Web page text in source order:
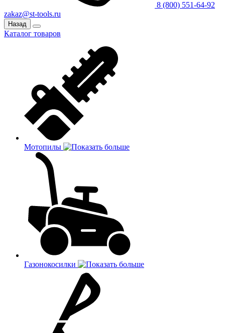
8 (800) 551-64-92
zakaz@st-tools.ru
Назад
Каталог товаров
Мотопилы
Газонокосилки